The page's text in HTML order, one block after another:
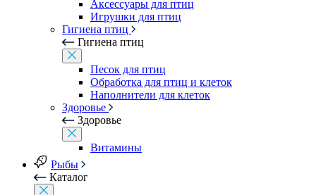
Аксессуары для птиц
Игрушки для птиц
Гигиена птиц
Гигиена птиц
Песок для птиц
Обработка для птиц и клеток
Наполнители для клеток
Здоровье
Здоровье
Витамины
Рыбы
Каталог